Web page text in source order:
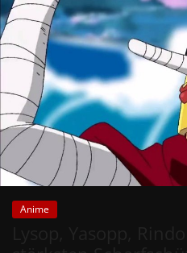
Anime